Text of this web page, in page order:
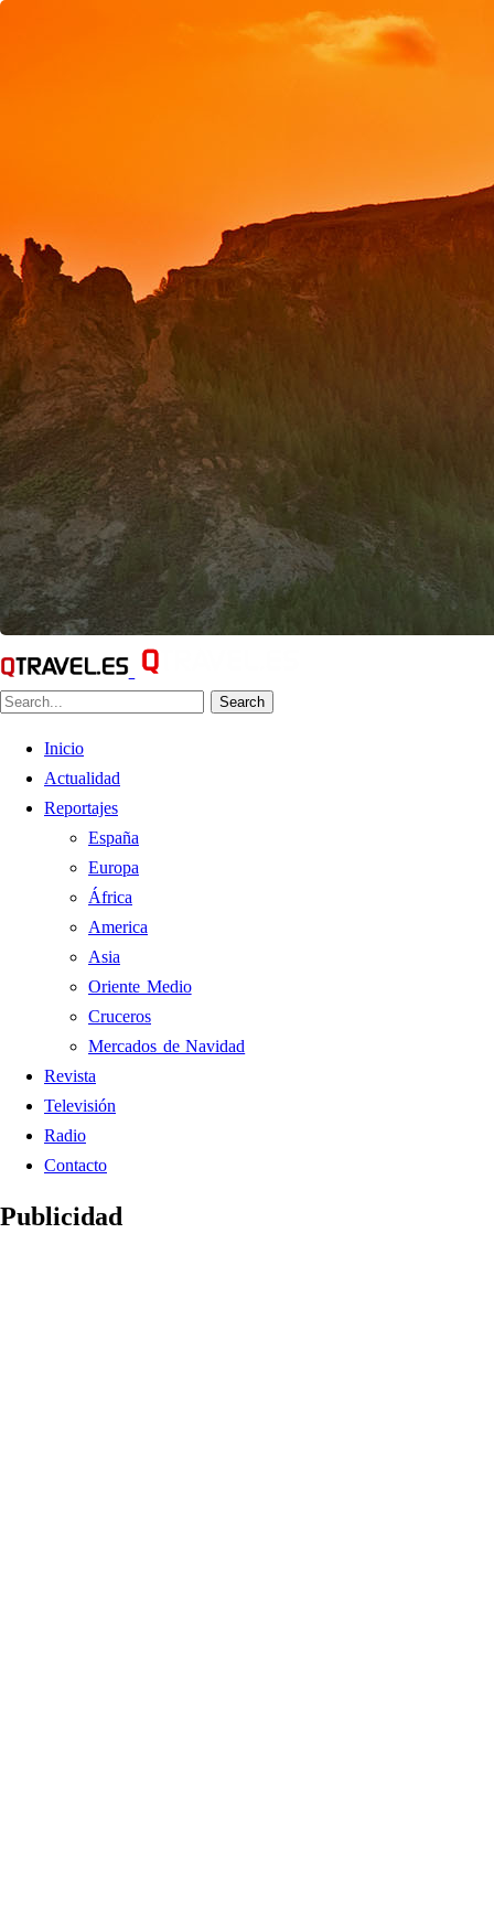
Search
Inicio
Actualidad
Reportajes
España
Europa
África
America
Asia
Oriente Medio
Cruceros
Mercados de Navidad
Revista
Televisión
Radio
Contacto
Publicidad